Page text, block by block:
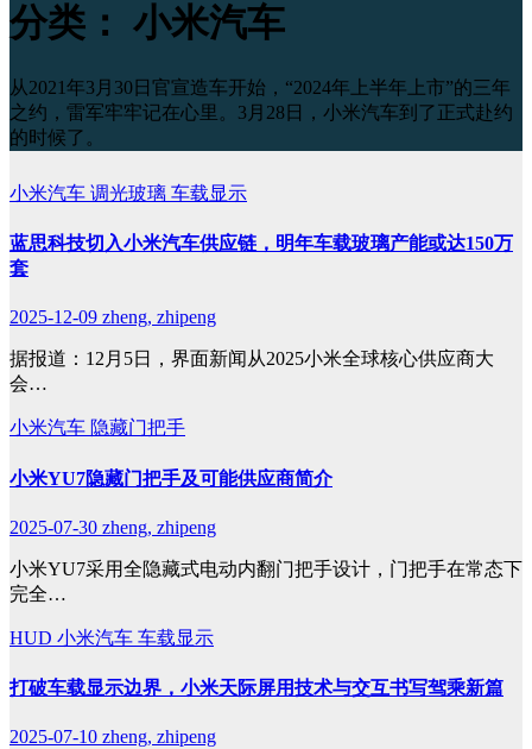
分类： 小米汽车
从2021年3月30日官宣造车开始，“2024年上半年上市”的三年
之约，雷军牢牢记在心里。3月28日，小米汽车到了正式赴约
的时候了。
小米汽车 调光玻璃 车载显示
蓝思科技切入小米汽车供应链，明年车载玻璃产能或达150万
套
2025-12-09 zheng, zhipeng
据报道：12月5日，界面新闻从2025小米全球核心供应商大
会…
小米汽车 隐藏门把手
小米YU7隐藏门把手及可能供应商简介
2025-07-30 zheng, zhipeng
小米YU7采用全隐藏式电动内翻门把手设计，门把手在常态下
完全…
HUD 小米汽车 车载显示
打破车载显示边界，小米天际屏用技术与交互书写驾乘新篇
2025-07-10 zheng, zhipeng